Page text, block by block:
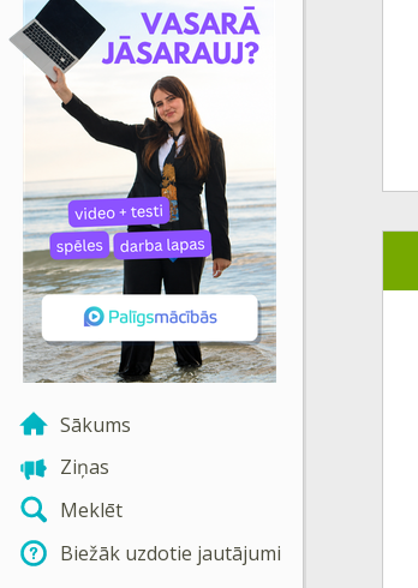
Sākums
Ziņas
Meklēt
Biežāk uzdotie jautājumi